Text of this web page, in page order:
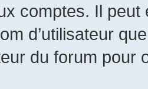
comptes. Il
d’utilisateur
du forum pour